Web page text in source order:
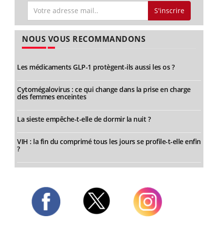
S'inscrire
NOUS VOUS RECOMMANDONS
Les médicaments GLP-1 protègent-ils aussi les os ?
Cytomégalovirus : ce qui change dans la prise en charge
des femmes enceintes
La sieste empêche-t-elle de dormir la nuit ?
VIH : la fin du comprimé tous les jours se profile-t-elle enfin
?